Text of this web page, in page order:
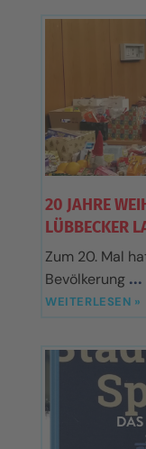
20 JAHRE
LÜBBECKER
Zum 20. Mal
Bevölkerung
WEITERLESEN »